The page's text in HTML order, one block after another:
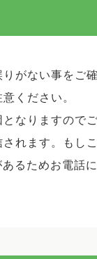
がない事をご確
ください。
なりますのでご
れます。もし
るためお電話